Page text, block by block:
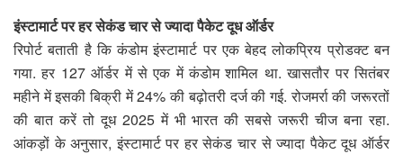
इंस्टामार्ट पर हर सेकंड चार से ज्यादा पैकेट दूध ऑर्डर
रिपोर्ट बताती है कि कंडोम इंस्टामार्ट पर एक बेहद लोकप्रिय प्रोडक्ट बन
गया. हर 127 ऑर्डर में से एक में कंडोम शामिल था. खासतौर पर सितंबर
महीने में इसकी बिक्री में 24% की बढ़ोतरी दर्ज की गई. रोजमर्रा की जरूरतों
की बात करें तो दूध 2025 में भी भारत की सबसे जरूरी चीज बना रहा.
आंकड़ों के अनुसार, इंस्टामार्ट पर हर सेकंड चार से ज्यादा पैकेट दूध ऑर्डर